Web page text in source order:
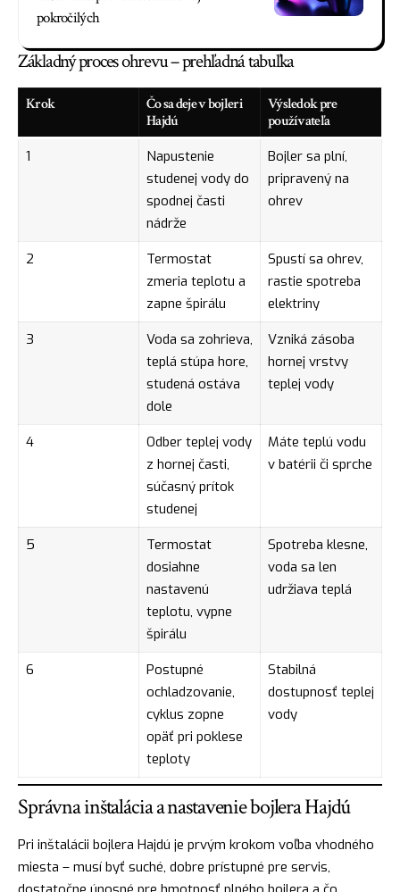
pokročilých
Základný proces ohrevu – prehľadná tabuľka
Krok
Čo sa deje v bojleri
Hajdú
Výsledok pre
používateľa
1
Napustenie
studenej vody do
spodnej časti
nádrže
Bojler sa plní,
pripravený na
ohrev
2
Termostat
zmeria teplotu a
zapne špirálu
Spustí sa ohrev,
rastie spotreba
elektriny
3
Voda sa zohrieva,
teplá stúpa hore,
studená ostáva
dole
Vzniká zásoba
hornej vrstvy
teplej vody
4
Odber teplej vody
z hornej časti,
súčasný prítok
studenej
Máte teplú vodu
v batérii či sprche
5
Termostat
dosiahne
nastavenú
teplotu, vypne
špirálu
Spotreba klesne,
voda sa len
udržiava teplá
6
Postupné
ochladzovanie,
cyklus zopne
opäť pri poklese
teploty
Stabilná
dostupnosť teplej
vody
Správna inštalácia a nastavenie bojlera Hajdú
Pri inštalácii bojlera Hajdú je prvým krokom voľba vhodného
miesta – musí byť suché, dobre prístupné pre servis,